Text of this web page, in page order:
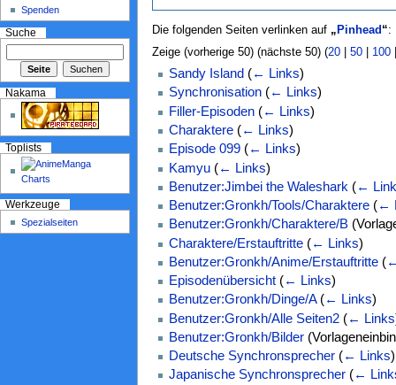
Die folgenden Seiten verlinken auf „ Pinhead “:
Zeige (vorherige 50) (nächste 50) (20| 50| 100
Sandy Island (← Links)
Synchronisation (← Links)
Filler-Episoden (← Links)
Charaktere (← Links)
Episode 099 (← Links)
Kamyu (← Links)
Benutzer:Jimbei the Waleshark (←
Benutzer:Gronkh/Tools/Charaktere (←
Benutzer:Gronkh/Charaktere/B
Charaktere/Erstauftritte (← Links)
Benutzer:Gronkh/Anime/Erstauftritte (
Episodenübersicht (← Links)
Benutzer:Gronkh/Dinge/A (← Links)
Benutzer:Gronkh/Alle Seiten2 (← Links
Benutzer:Gronkh/Bilder
Deutsche Synchronsprecher (← Links)
Japanische Synchronsprecher (←
Spenden
Suche
Nakama
Toplists
Werkzeuge
Spezialseiten